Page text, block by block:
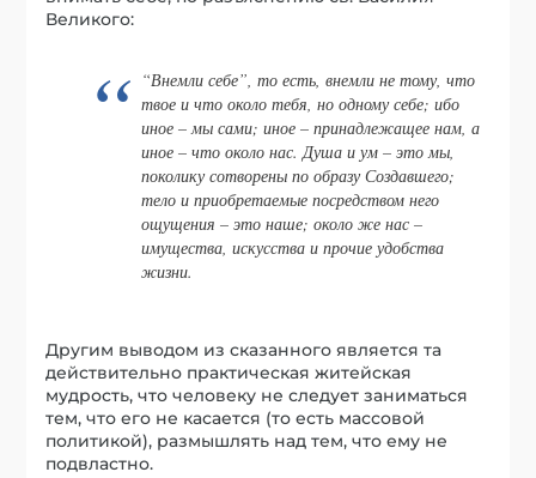
Великого:
“Внемли себе”, то есть, внемли не тому, что
твое и что около тебя, но одному себе; ибо
иное – мы сами; иное – принадлежащее нам, а
иное – что около нас. Душа и ум – это мы,
поколику сотворены по образу Создавшего;
тело и приобретаемые посредством него
ощущения – это наше; около же нас –
имущества, искусства и прочие удобства
жизни.
Другим выводом из сказанного является та
действительно практическая житейская
мудрость, что человеку не следует заниматься
тем, что его не касается (то есть массовой
политикой), размышлять над тем, что ему не
подвластно.